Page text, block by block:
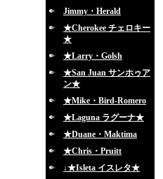
Jimmy・Herald
★Cherokee チェロキー
★
★Larry・Golsh
★San Juan サンホゥア
ン★
★Mike・Bird-Romero
★Laguna ラグーナ★
★Duane・Maktima
★Chris・Pruitt
↓★Isleta イスレタ★